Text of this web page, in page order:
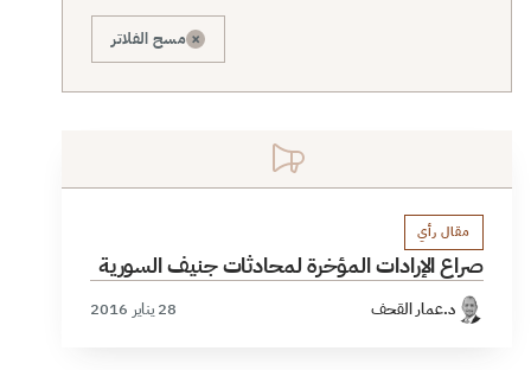
× مسح الفلاتر
مقال رأي
صراع الإرادات المؤخرة لمحادثات جنيف السورية
د.عمار القحف 28 يناير 2016